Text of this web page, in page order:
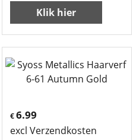
Klik hier
€ 6.99
excl Verzendkosten